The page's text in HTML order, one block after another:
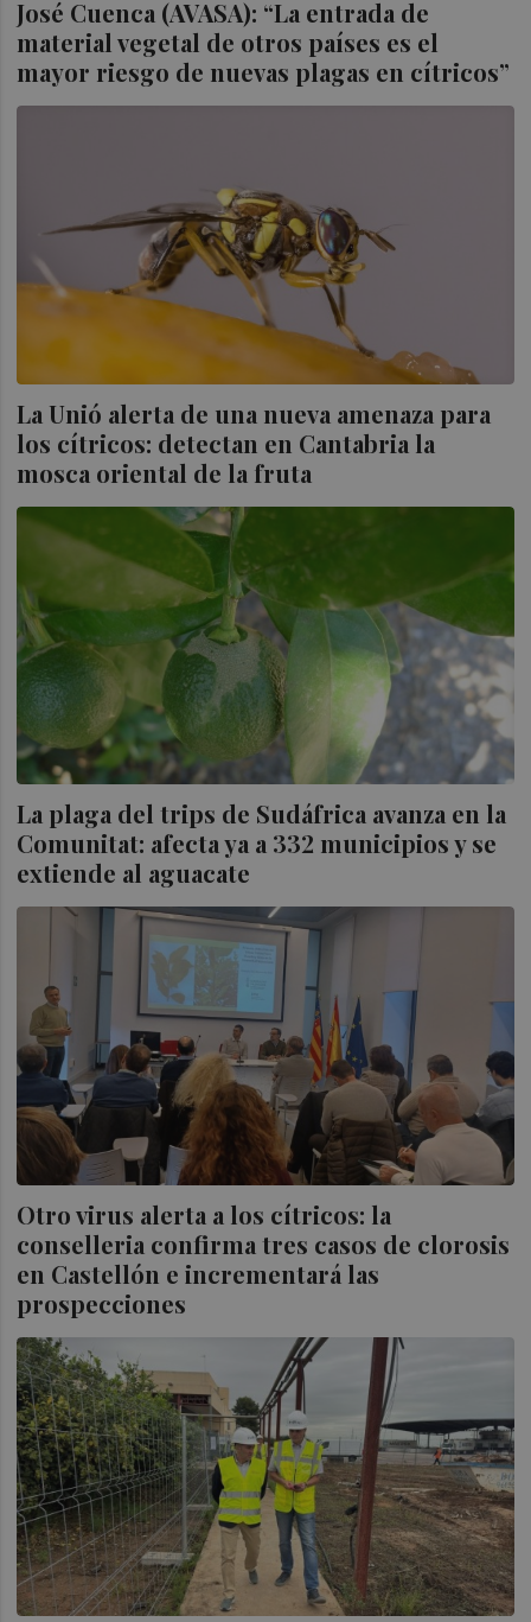
José Cuenca (AVASA): “La entrada de
material vegetal de otros países es el
mayor riesgo de nuevas plagas en cítricos”
La Unió alerta de una nueva amenaza para
los cítricos: detectan en Cantabria la
mosca oriental de la fruta
La plaga del trips de Sudáfrica avanza en la
Comunitat: afecta ya a 332 municipios y se
extiende al aguacate
Otro virus alerta a los cítricos: la
conselleria confirma tres casos de clorosis
en Castellón e incrementará las
prospecciones